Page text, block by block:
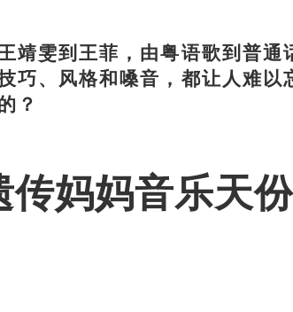
雯到王菲，由粤语歌到普通
巧、风格和嗓音，都让人难
？
传妈妈音乐天